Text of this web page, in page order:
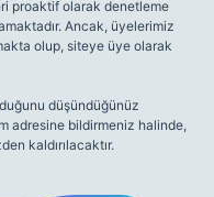
proaktif olarak denetleme
Ancak, üyelerimiz
olup, siteye üye olarak
düşündüğünüz
adresine bildirmeniz halinde,
kaldırılacaktır.